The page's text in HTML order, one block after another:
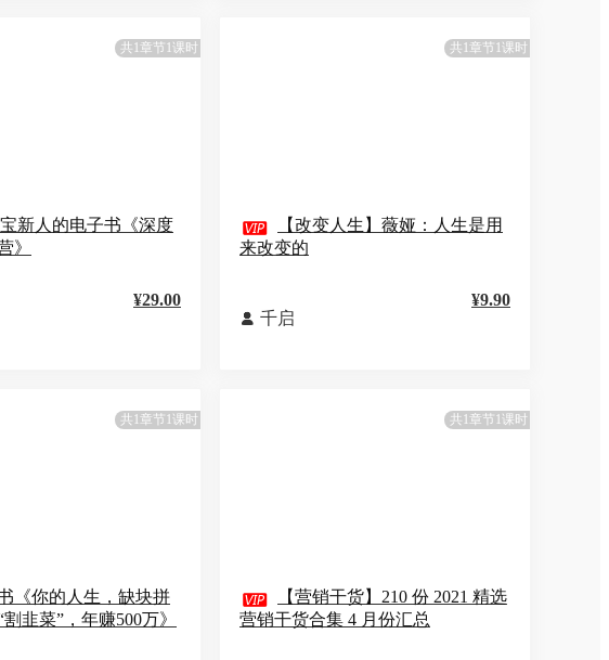
共1章节1课时
新人的电子书《深度
》
¥29.00
共1章节1课时

【改变人生】薇娅：人生是用
来改变的
 千启
¥9.90
共1章节1课时
《你的人生，缺块拼
韭菜”，年赚500万》
共1章节1课时

【营销干货】210 份 2021 精选
营销干货合集 4 月份汇总